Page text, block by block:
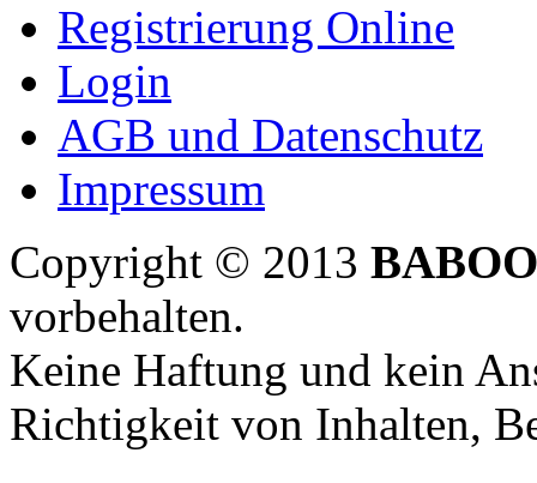
Registrierung Online
Login
AGB und Datenschutz
Impressum
Copyright © 2013
vorbehalten.
Keine Haftung und kein
Richtigkeit von Inhalten,